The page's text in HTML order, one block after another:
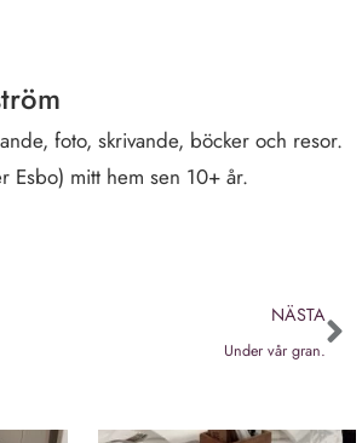
foto, skrivande, böcker och resor.
Esbo) mitt hem sen 10+ år.
NÄSTA
Under vår gran.